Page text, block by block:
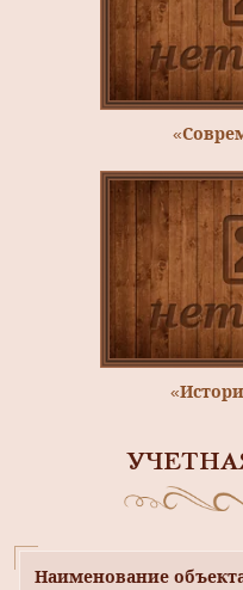
Наименование